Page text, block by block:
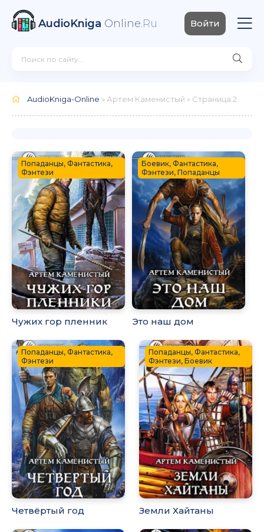
AudioKniga Online.Ru Войти
AudioKniga-Online » Артем Каменистый » Страница 2
Попаданцы, Фантастика,
Фэнтези
Чужих гор пленник
Боевик, Фантастика,
Фэнтези, Попаданцы
Это наш дом
Попаданцы, Фантастика,
Фэнтези
Четвёртый год
Попаданцы, Фантастика,
Фэнтези, Боевик
Земли Хайтаны